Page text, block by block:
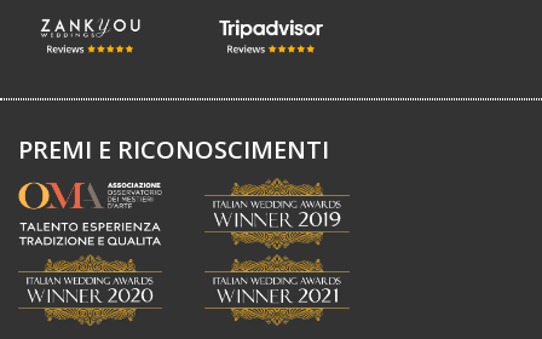
PREMI E RICONOSCIMENTI